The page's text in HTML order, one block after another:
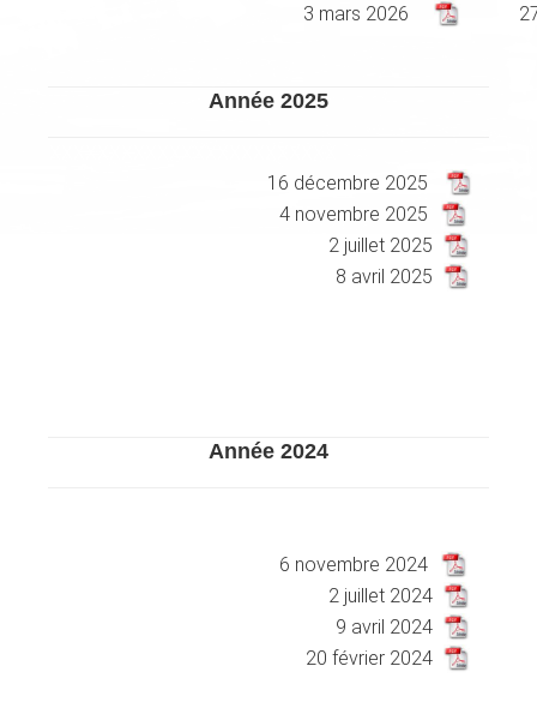
3 mars 2026
Année 2025
16 décembre 2025
4 novembre 2025
2 juillet 2025
8 avril 2025
Année 2024
6 novembre 2024
2 juillet 2024
9 avril 2024
20 février 2024